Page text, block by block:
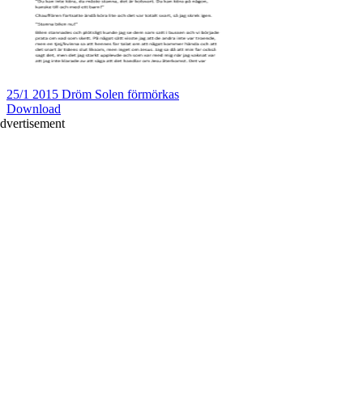
25/1 2015 Dröm Solen förmörkas
Download